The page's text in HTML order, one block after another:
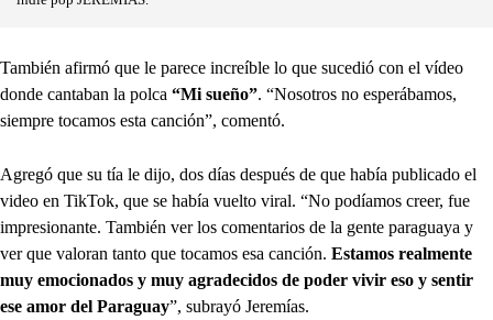
También afirmó que le parece increíble lo que sucedió con el vídeo
donde cantaban la polca “Mi sueño”. “Nosotros no esperábamos,
siempre tocamos esta canción”, comentó.
Agregó que su tía le dijo, dos días después de que había publicado el
video en TikTok, que se había vuelto viral. “No podíamos creer, fue
impresionante. También ver los comentarios de la gente paraguaya y
ver que valoran tanto que tocamos esa canción. Estamos realmente
muy emocionados y muy agradecidos de poder vivir eso y sentir
ese amor del Paraguay”, subrayó Jeremías.